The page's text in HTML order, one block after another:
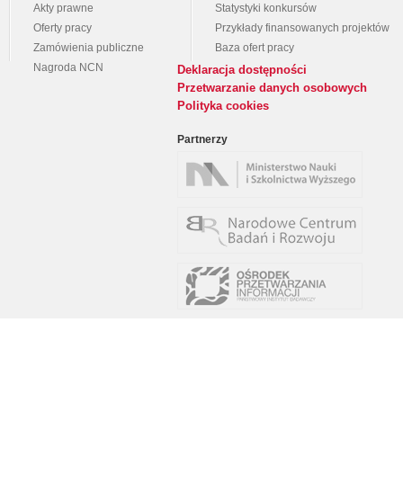
Akty prawne
Oferty pracy
Zamówienia publiczne
Nagroda NCN
Statystyki konkursów
Przykłady finansowanych projektów
Baza ofert pracy
Deklaracja dostępności
Przetwarzanie danych osobowych
Polityka cookies
Partnerzy